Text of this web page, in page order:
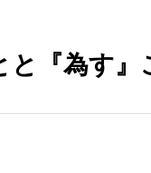
『為す』